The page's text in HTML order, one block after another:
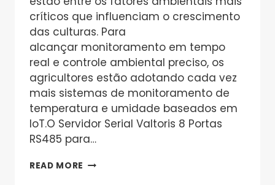
críticos que influenciam o crescimento
das culturas. Para
alcançar monitoramento em tempo
real e controle ambiental preciso, os
agricultores estão adotando cada vez
mais sistemas de monitoramento de
temperatura e umidade baseados em
IoT.O Servidor Serial Valtoris 8 Portas
RS485 para…
READ MORE COMO